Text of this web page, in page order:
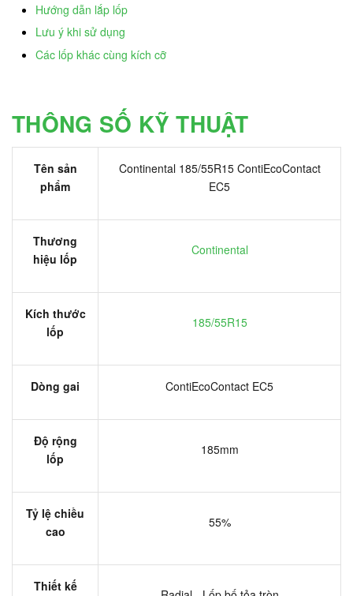
Hướng dẫn lắp lốp
Lưu ý khi sử dụng
Các lốp khác cùng kích cỡ
THÔNG SỐ KỸ THUẬT
Tên sản
phẩm
Continental 185/55R15 ContiEcoContact
EC5
Thương
hiệu lốp
Continental
Kích thước
lốp
185/55R15
Dòng gai ContiEcoContact EC5
Độ rộng
lốp
185mm
Tỷ lệ chiều
cao
55%
Thiết kế